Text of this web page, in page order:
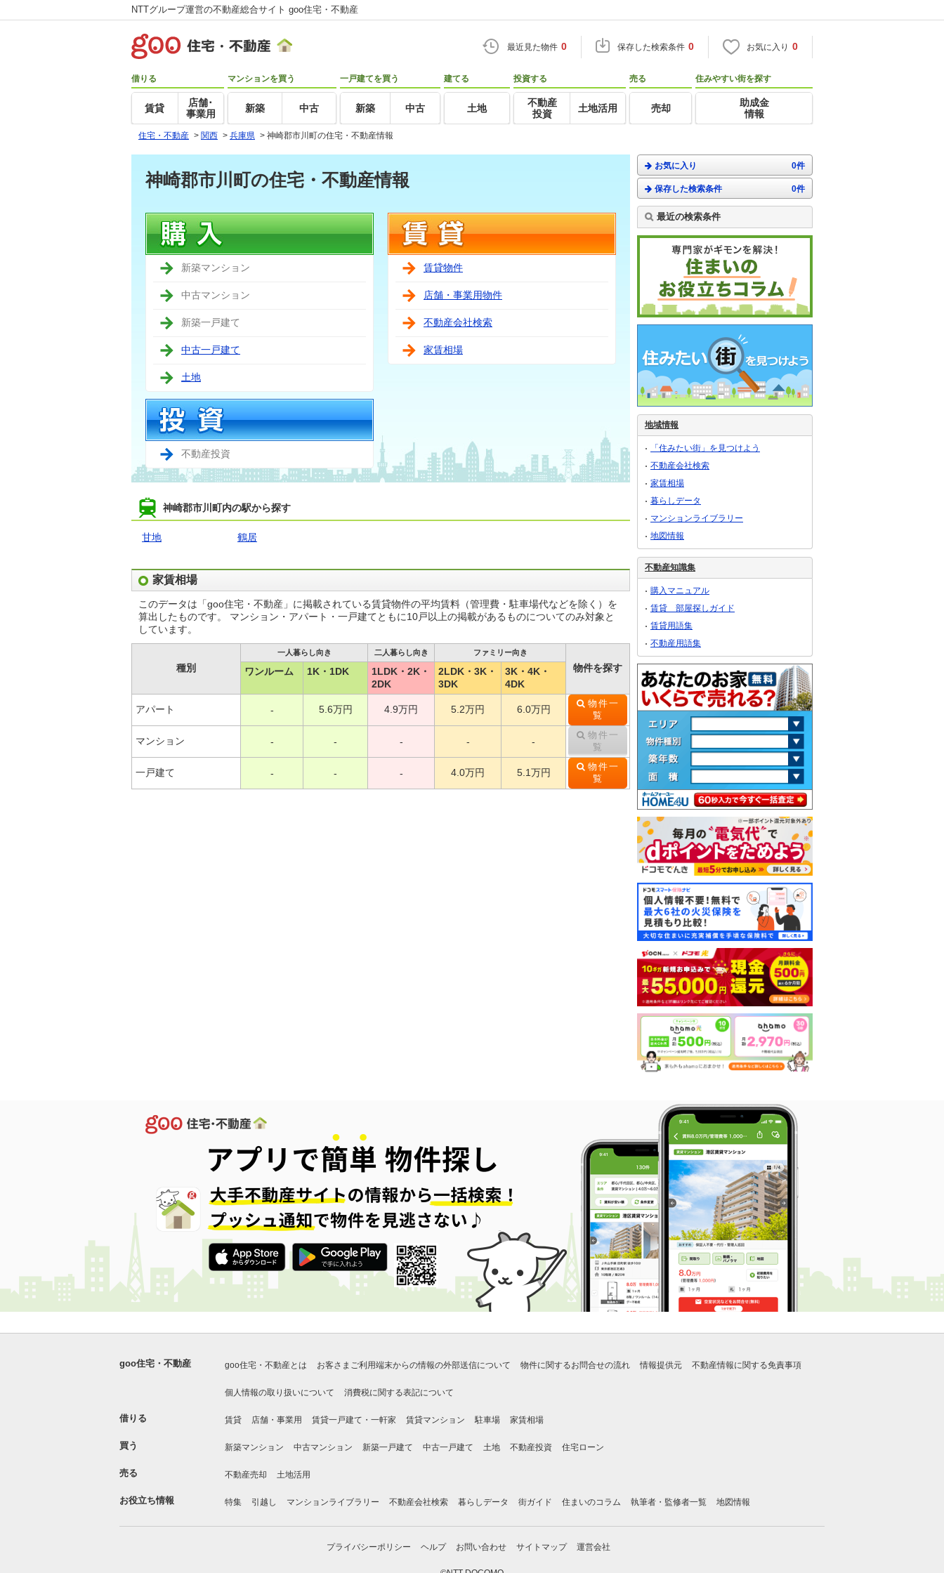
NTTグループ運営の不動産総合サイト goo住宅・不動産
最近見た物件 0 保存した検索条件 0 お気に入り 0
借りる
賃貸
店舗･
事業用
マンションを買う
新築 中古
一戸建てを買う
新築 中古
建てる
土地
投資する
不動産
投資
土地活用
売る
売却
住みやすい街を探す
助成金
情報
住宅・不動産 > 関西 > 兵庫県 > 神崎郡市川町の住宅・不動産情報
神崎郡市川町の住宅・不動産情報
新築マンション
中古マンション
新築一戸建て
中古一戸建て
土地
不動産投資
賃貸物件
店舗・事業用物件
不動産会社検索
家賃相場
神崎郡市川町内の駅から探す
甘地 鶴居
家賃相場
このデータは「goo住宅・不動産」に掲載されている賃貸物件の平均賃料（管理費・駐車場代などを除く）を
算出したものです。 マンション・アパート・一戸建てともに10戸以上の掲載があるものについてのみ対象と
しています。
種別
一人暮らし向き 二人暮らし向き ファミリー向き
物件を探す
ワンルーム 1K・1DK
1LDK・2K・
2DK
2LDK・3K・
3DK
3K・4K・
4DK
アパート - 5.6万円 4.9万円 5.2万円 6.0万円
物件一
覧
マンション - - - - -
物件一
覧
一戸建て - - - 4.0万円 5.1万円
物件一
覧
お気に入り 0件
保存した検索条件 0件
最近の検索条件
地域情報
「住みたい街」を見つけよう
不動産会社検索
家賃相場
暮らしデータ
マンションライブラリー
地図情報
不動産知識集
購入マニュアル
賃貸 部屋探しガイド
賃貸用語集
不動産用語集
goo住宅・不動産 goo住宅・不動産とは お客さまご利用端末からの情報の外部送信について 物件に関するお問合せの流れ 情報提供元 不動産情報に関する免責事項
個人情報の取り扱いについて 消費税に関する表記について
借りる 賃貸 店舗・事業用 賃貸一戸建て・一軒家 賃貸マンション 駐車場 家賃相場
買う 新築マンション 中古マンション 新築一戸建て 中古一戸建て 土地 不動産投資 住宅ローン
売る 不動産売却 土地活用
お役立ち情報 特集 引越し マンションライブラリー 不動産会社検索 暮らしデータ 街ガイド 住まいのコラム 執筆者・監修者一覧 地図情報
プライバシーポリシー ヘルプ お問い合わせ サイトマップ 運営会社